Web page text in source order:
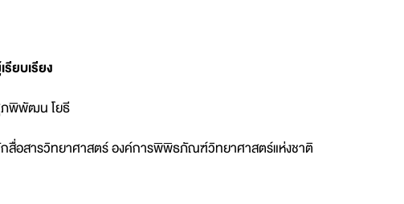
รียบเรียง
พิพัฒน โยธี
สื่อสารวิทยาศาสตร์ องค์การพิพิธภัณฑ์วิทยาศาสตร์แห่งชาติ